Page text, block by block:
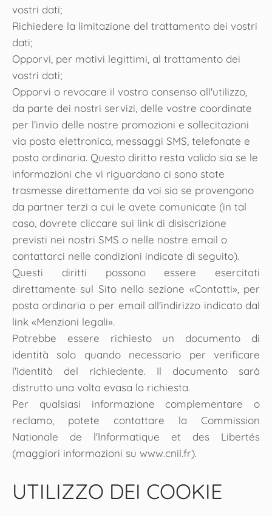
vostri dati;
Richiedere la limitazione del trattamento dei vostri
dati;
Opporvi, per motivi legittimi, al trattamento dei
vostri dati;
Opporvi o revocare il vostro consenso all'utilizzo,
da parte dei nostri servizi, delle vostre coordinate
per l'invio delle nostre promozioni e sollecitazioni
via posta elettronica, messaggi SMS, telefonate e
posta ordinaria. Questo diritto resta valido sia se le
informazioni che vi riguardano ci sono state
trasmesse direttamente da voi sia se provengono
da partner terzi a cui le avete comunicate (in tal
caso, dovrete cliccare sui link di disiscrizione
previsti nei nostri SMS o nelle nostre email o
contattarci nelle condizioni indicate di seguito).
Questi diritti possono essere esercitati
direttamente sul Sito nella sezione «Contatti», per
posta ordinaria o per email all'indirizzo indicato dal
link «Menzioni legali».
Potrebbe essere richiesto un documento di
identità solo quando necessario per verificare
l'identità del richiedente. Il documento sarà
distrutto una volta evasa la richiesta.
Per qualsiasi informazione complementare o
reclamo, potete contattare la Commission
Nationale de l'Informatique et des Libertés
(maggiori informazioni su www.cnil.fr).
UTILIZZO DEI COOKIE